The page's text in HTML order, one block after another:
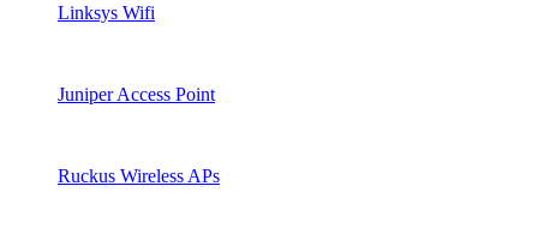
Linksys Wifi
Juniper Access Point
Ruckus Wireless APs